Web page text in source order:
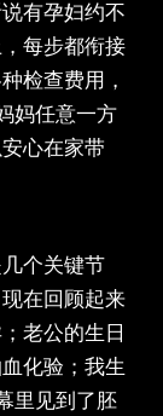
有孕妇约不
每步都衔接
检查费用，
妈任意一方
心在家带
个关键节
在回顾起来
老公的生日
化验；我生
里见到了胚